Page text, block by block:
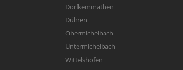
Dorfkemmathen
Dühren
Obermichelbach
Untermichelbach
Wittelshofen